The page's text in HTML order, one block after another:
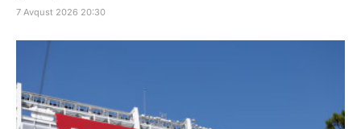
7 Avqust 2026 20:30